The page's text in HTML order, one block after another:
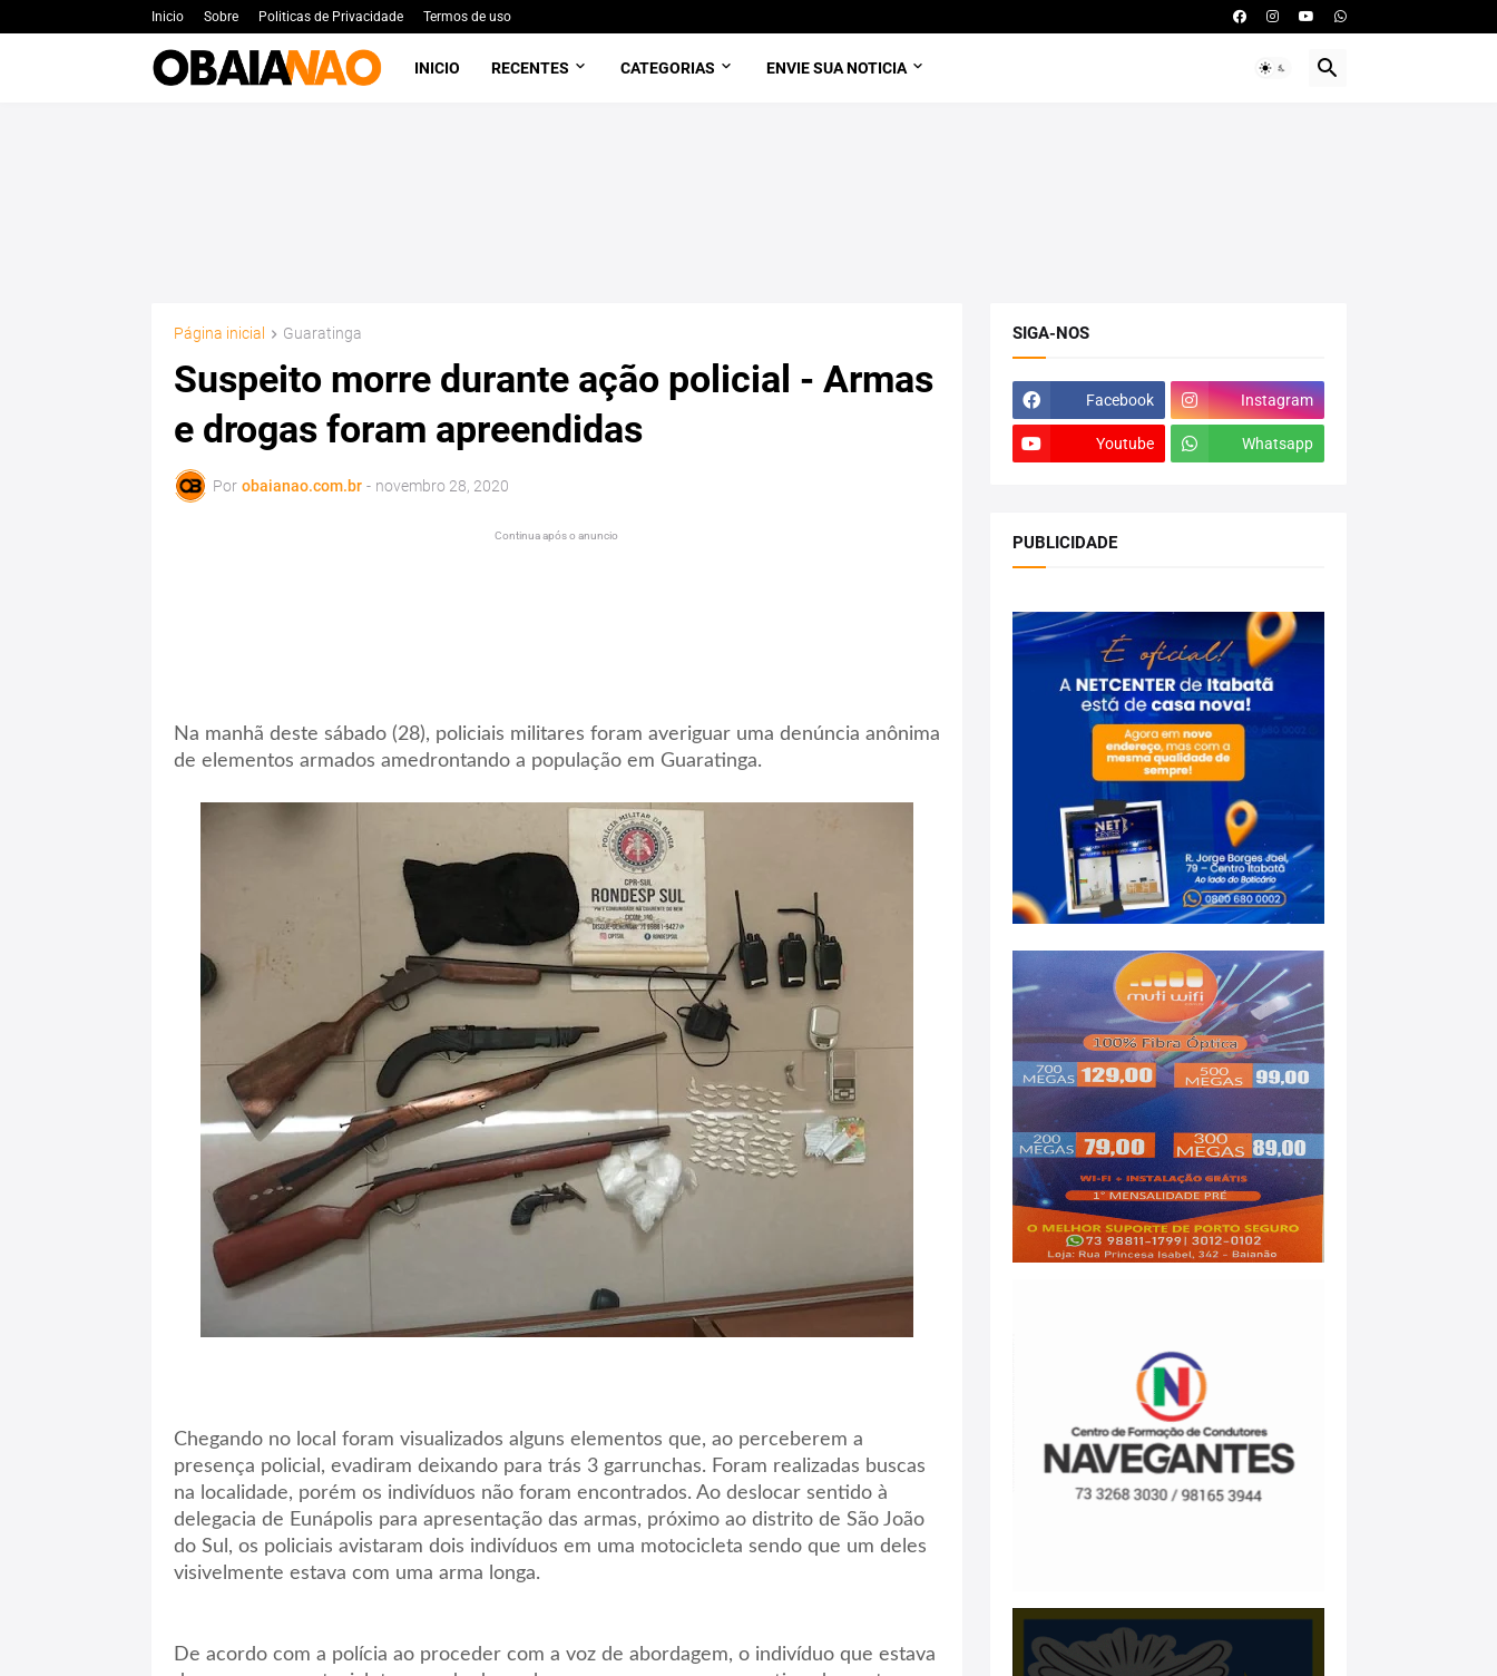
Inicio Sobre Politicas de Privacidade Termos de uso
INICIO RECENTES CATEGORIAS ENVIE SUA NOTICIA
Página inicial Guaratinga
Suspeito morre durante ação policial - Armas
e drogas foram apreendidas
Por obaianao.com.br - novembro 28, 2020
Continua após o anuncio
Na manhã deste sábado (28), policiais militares foram averiguar uma denúncia anônima
de elementos armados amedrontando a população em Guaratinga.
Chegando no local foram visualizados alguns elementos que, ao perceberem a
presença policial, evadiram deixando para trás 3 garrunchas. Foram realizadas buscas
na localidade, porém os indivíduos não foram encontrados. Ao deslocar sentido à
delegacia de Eunápolis para apresentação das armas, próximo ao distrito de São João
do Sul, os policiais avistaram dois indivíduos em uma motocicleta sendo que um deles
visivelmente estava com uma arma longa.
De acordo com a polícia ao proceder com a voz de abordagem, o indivíduo que estava
SIGA-NOS
Facebook Instagram
Youtube Whatsapp
PUBLICIDADE